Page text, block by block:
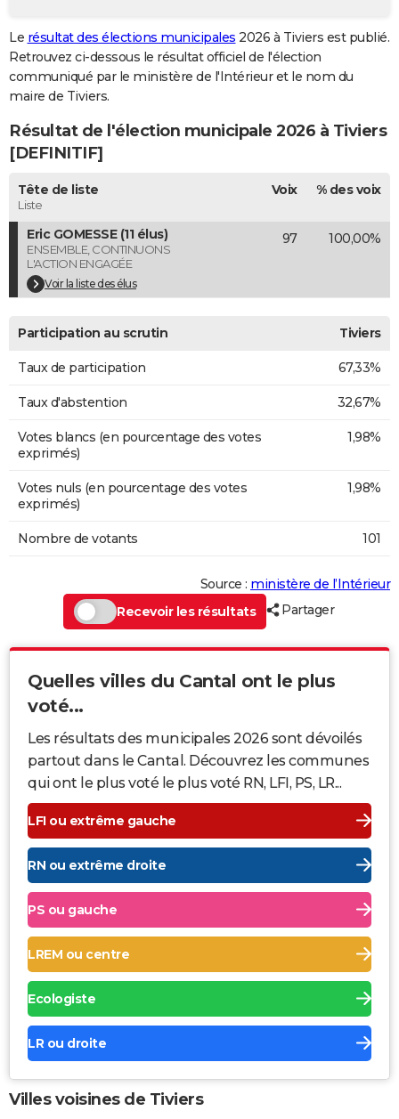
GUIDES D'ACHAT
BONS PLANS
CARTE DE VOEUX
Carte de Noël
Carte Bonne année
Carte Saint-Valentin
Carte Pâques
Carte d'anniversaire
DICTIONNAIRE
Dictionnaire
Biographies
Citations
Expressions
Proverbes
PROGRAMME TV
COPAINS D'AVANT
S'inscrire
Se connecter
Lycées
Collèges
Primaires
Universités
Entreprises
Service militaire
Avis de recherche
AVIS DE DÉCÈS
Bricolage
Lifestyle
Culture
Sport
Auto
Television
Voyage
Cinema
Le résultat des élections municipales 2026 à Tiviers est publié.
Retrouvez ci-dessous le résultat officiel de l'élection
communiqué par le ministère de l'Intérieur et le nom du
maire de Tiviers.
Résultat de l'élection municipale 2026 à Tiviers
[DEFINITIF]
Tête de liste
Liste
Voix % des voix
Eric GOMESSE (11 élus)
ENSEMBLE, CONTINUONS
L'ACTION ENGAGÉE
Voir la liste des élus
97 100,00%
Participation au scrutin Tiviers
Taux de participation 67,33%
Taux d'abstention 32,67%
Votes blancs (en pourcentage des votes
exprimés)
1,98%
Votes nuls (en pourcentage des votes
exprimés)
1,98%
Nombre de votants 101
Source : ministère de l’Intérieur
Recevoir les résultats
Partager
Quelles villes du Cantal ont le plus
voté...
Les résultats des municipales 2026 sont dévoilés
partout dans le Cantal. Découvrez les communes
qui ont le plus voté le plus voté RN, LFI, PS, LR...
LFI ou extrême gauche
RN ou extrême droite
PS ou gauche
LREM ou centre
Ecologiste
LR ou droite
Villes voisines de Tiviers